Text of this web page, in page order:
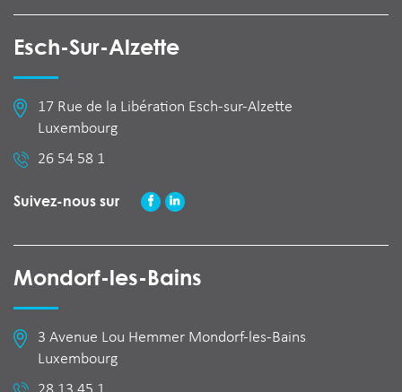
Esch-Sur-Alzette
17 Rue de la Libération Esch-sur-Alzette
Luxembourg
26 54 58 1
Suivez-nous sur
Mondorf-les-Bains
3 Avenue Lou Hemmer Mondorf-les-Bains
Luxembourg